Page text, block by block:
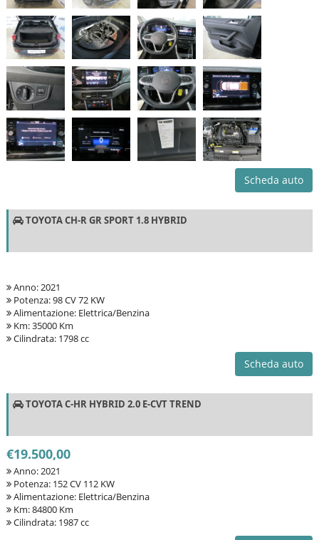
Scheda auto
TOYOTA CH-R GR SPORT 1.8 HYBRID
Anno: 2021
Potenza: 98 CV 72 KW
Alimentazione: Elettrica/Benzina
Km: 35000 Km
Cilindrata: 1798 cc
Scheda auto
TOYOTA C-HR HYBRID 2.0 E-CVT TREND
€19.500,00
Anno: 2021
Potenza: 152 CV 112 KW
Alimentazione: Elettrica/Benzina
Km: 84800 Km
Cilindrata: 1987 cc